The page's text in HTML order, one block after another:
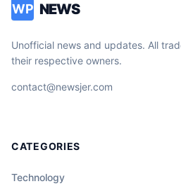
WP NEWS
Unofficial news and updates. All
their respective owners.
contact@newsjer.com
CATEGORIES
Technology